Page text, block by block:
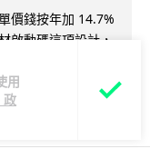
用
政
價錢按年加 14.7%
啟動碼這項設計，